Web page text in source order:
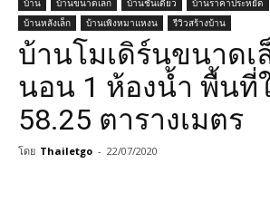
บ้าน บ้านขนาดเล็ก บ้านชั้นเดียว บ้านราคาประหยัด
บ้านหลังเล็ก
บ้านเพิงหมาแหงน รีวิวสร้างบ้าน
บ้านโมเดิร์นขนาดเ
นอน 1 ห้องน้ำ พื้นที่
58.25 ตารางเมตร
โดย Thailetgo - 22/07/2020